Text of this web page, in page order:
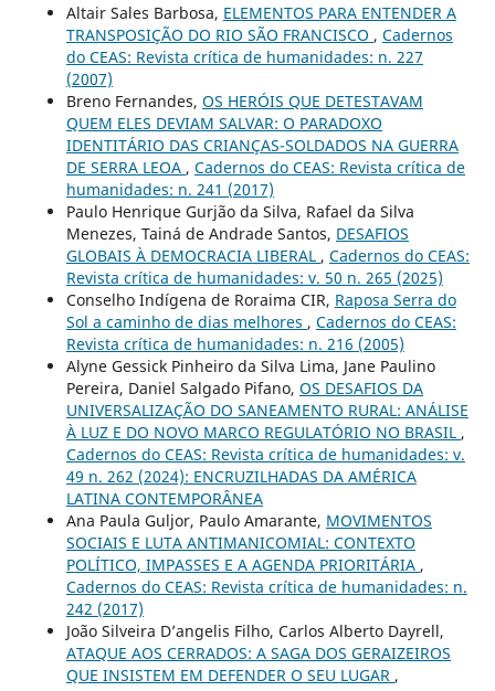
Altair Sales Barbosa, ELEMENTOS PARA ENTENDER A
TRANSPOSIÇÃO DO RIO SÃO FRANCISCO , Cadernos
do CEAS: Revista crítica de humanidades: n. 227
(2007)
Breno Fernandes, OS HERÓIS QUE DETESTAVAM
QUEM ELES DEVIAM SALVAR: O PARADOXO
IDENTITÁRIO DAS CRIANÇAS-SOLDADOS NA GUERRA
DE SERRA LEOA , Cadernos do CEAS: Revista crítica de
humanidades: n. 241 (2017)
Paulo Henrique Gurjão da Silva, Rafael da Silva
Menezes, Tainá de Andrade Santos, DESAFIOS
GLOBAIS À DEMOCRACIA LIBERAL , Cadernos do CEAS:
Revista crítica de humanidades: v. 50 n. 265 (2025)
Conselho Indígena de Roraima CIR, Raposa Serra do
Sol a caminho de dias melhores , Cadernos do CEAS:
Revista crítica de humanidades: n. 216 (2005)
Alyne Gessick Pinheiro da Silva Lima, Jane Paulino
Pereira, Daniel Salgado Pifano, OS DESAFIOS DA
UNIVERSALIZAÇÃO DO SANEAMENTO RURAL: ANÁLISE
À LUZ E DO NOVO MARCO REGULATÓRIO NO BRASIL ,
Cadernos do CEAS: Revista crítica de humanidades: v.
49 n. 262 (2024): ENCRUZILHADAS DA AMÉRICA
LATINA CONTEMPORÂNEA
Ana Paula Guljor, Paulo Amarante, MOVIMENTOS
SOCIAIS E LUTA ANTIMANICOMIAL: CONTEXTO
POLÍTICO, IMPASSES E A AGENDA PRIORITÁRIA ,
Cadernos do CEAS: Revista crítica de humanidades: n.
242 (2017)
João Silveira D’angelis Filho, Carlos Alberto Dayrell,
ATAQUE AOS CERRADOS: A SAGA DOS GERAIZEIROS
QUE INSISTEM EM DEFENDER O SEU LUGAR ,